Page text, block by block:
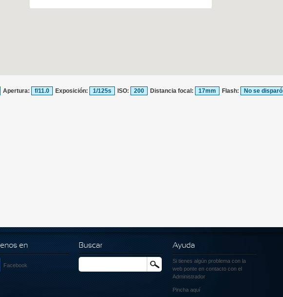
Apertura: f/11.0 Exposición: 1/125s ISO: 200 Distancia focal: 17mm Flash: No se disparó
en
Facebook
Buscar
Buscar
Ayuda
Si tienes algún problema con la
web ponte en contacto con el
Administrador
Pincha aquí